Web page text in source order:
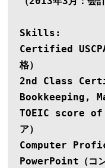
Skills:
Certified
格）
2nd Class
Bookkeeping,
TOEIC score of
ア）
Computer
PowerPoint（コン